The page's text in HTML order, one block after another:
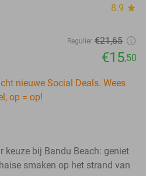
8.9 star
Regulier €21,65
€15,50
nieuwe Social Deals. Wees
op = op!
keuze bij Bandu Beach: geniet
smaken op het strand van